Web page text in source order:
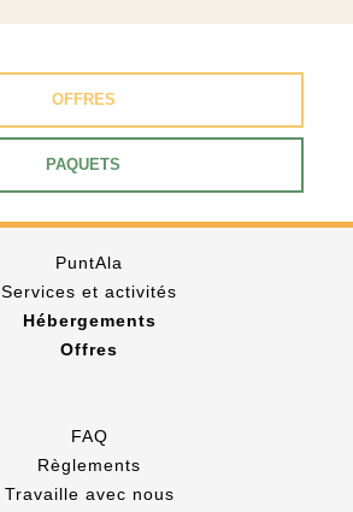
OFFRES
PAQUETS
PuntAla
Services et activités
Hébergements
Offres
FAQ
Règlements
Travaille avec nous